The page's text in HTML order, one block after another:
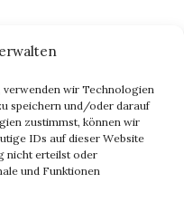
verwenden wir Technologien
speichern und/oder darauf
zustimmst, können wir
IDs auf dieser Website
nicht erteilst oder
und Funktionen